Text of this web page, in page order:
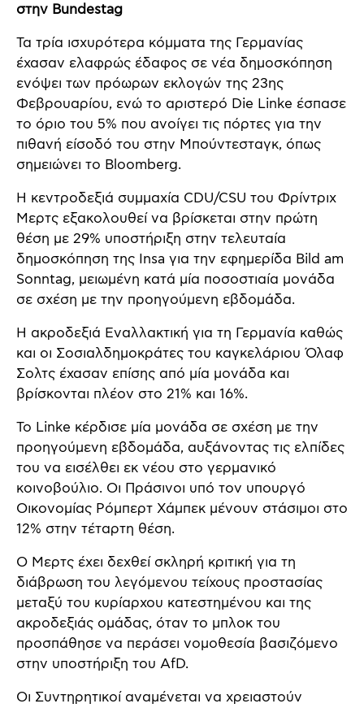
στην Bundestag
Τα τρία ισχυρότερα κόμματα της Γερμανίας
έχασαν ελαφρώς έδαφος σε νέα δημοσκόπηση
ενόψει των πρόωρων εκλογών της 23ης
Φεβρουαρίου, ενώ το αριστερό Die Linke έσπασε
το όριο του 5% που ανοίγει τις πόρτες για την
πιθανή είσοδό του στην Μπούντεσταγκ, όπως
σημειώνει το Bloomberg.
Η κεντροδεξιά συμμαχία CDU/CSU του Φρίντριχ
Μερτς εξακολουθεί να βρίσκεται στην πρώτη
θέση με 29% υποστήριξη στην τελευταία
δημοσκόπηση της Insa για την εφημερίδα Bild am
Sonntag, μειωμένη κατά μία ποσοστιαία μονάδα
σε σχέση με την προηγούμενη εβδομάδα.
Η ακροδεξιά Εναλλακτική για τη Γερμανία καθώς
και οι Σοσιαλδημοκράτες του καγκελάριου Όλαφ
Σολτς έχασαν επίσης από μία μονάδα και
βρίσκονται πλέον στο 21% και 16%.
Το Linke κέρδισε μία μονάδα σε σχέση με την
προηγούμενη εβδομάδα, αυξάνοντας τις ελπίδες
του να εισέλθει εκ νέου στο γερμανικό
κοινοβούλιο. Οι Πράσινοι υπό τον υπουργό
Οικονομίας Ρόμπερτ Χάμπεκ μένουν στάσιμοι στο
12% στην τέταρτη θέση.
Ο Μερτς έχει δεχθεί σκληρή κριτική για τη
διάβρωση του λεγόμενου τείχους προστασίας
μεταξύ του κυρίαρχου κατεστημένου και της
ακροδεξιάς ομάδας, όταν το μπλοκ του
προσπάθησε να περάσει νομοθεσία βασιζόμενο
στην υποστήριξη του AfD.
Οι Συντηρητικοί αναμένεται να χρειαστούν